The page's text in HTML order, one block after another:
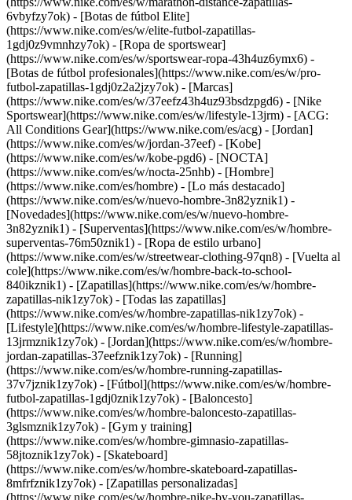
6vbyfzy7ok) - [Botas de fútbol Elite]
(https://www.nike.com/es/w/elite-futbol-zapatillas-
1gdj0z9vmnhzy7ok) - [Ropa de sportswear]
(https://www.nike.com/es/w/sportswear-ropa-43h4uz6ymx6) -
[Botas de fútbol profesionales](https://www.nike.com/es/w/pro-
futbol-zapatillas-1gdj0z2a2jzy7ok) - [Marcas]
(https://www.nike.com/es/w/37eefz43h4uz93bsdzpgd6) - [Nike
Sportswear](https://www.nike.com/es/w/lifestyle-13jrm) - [ACG:
All Conditions Gear](https://www.nike.com/es/acg) - [Jordan]
(https://www.nike.com/es/w/jordan-37eef) - [Kobe]
(https://www.nike.com/es/w/kobe-pgd6) - [NOCTA]
(https://www.nike.com/es/w/nocta-25nhb) - [Hombre]
(https://www.nike.com/es/hombre) - [Lo más destacado]
(https://www.nike.com/es/w/nuevo-hombre-3n82yznik1) -
[Novedades](https://www.nike.com/es/w/nuevo-hombre-
3n82yznik1) - [Superventas](https://www.nike.com/es/w/hombre-
superventas-76m50znik1) - [Ropa de estilo urbano]
(https://www.nike.com/es/w/streetwear-clothing-97qn8) - [Vuelta al
cole](https://www.nike.com/es/w/hombre-back-to-school-
840ikznik1) - [Zapatillas](https://www.nike.com/es/w/hombre-
zapatillas-nik1zy7ok) - [Todas las zapatillas]
(https://www.nike.com/es/w/hombre-zapatillas-nik1zy7ok) -
[Lifestyle](https://www.nike.com/es/w/hombre-lifestyle-zapatillas-
13jrmznik1zy7ok) - [Jordan](https://www.nike.com/es/w/hombre-
jordan-zapatillas-37eefznik1zy7ok) - [Running]
(https://www.nike.com/es/w/hombre-running-zapatillas-
37v7jznik1zy7ok) - [Fútbol](https://www.nike.com/es/w/hombre-
futbol-zapatillas-1gdj0znik1zy7ok) - [Baloncesto]
(https://www.nike.com/es/w/hombre-baloncesto-zapatillas-
3glsmznik1zy7ok) - [Gym y training]
(https://www.nike.com/es/w/hombre-gimnasio-zapatillas-
58jtoznik1zy7ok) - [Skateboard]
(https://www.nike.com/es/w/hombre-skateboard-zapatillas-
8mfrfznik1zy7ok) - [Zapatillas personalizadas]
(https://www.nike.com/es/w/hombre-nike-by-you-zapatillas-